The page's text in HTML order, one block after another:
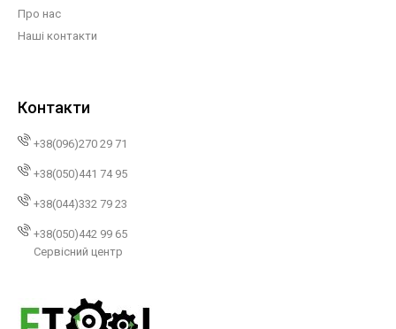
Про нас
Наші контакти
Контакти
+38(096)270 29 71
+38(050)441 74 95
+38(044)332 79 23
+38(050)442 99 65
Сервісний центр